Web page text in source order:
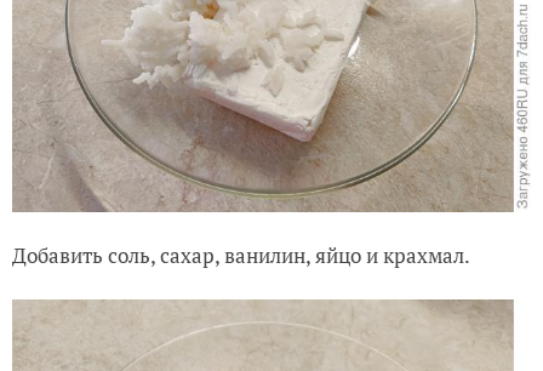
Добавить соль, сахар, ванилин, яйцо и крахмал.